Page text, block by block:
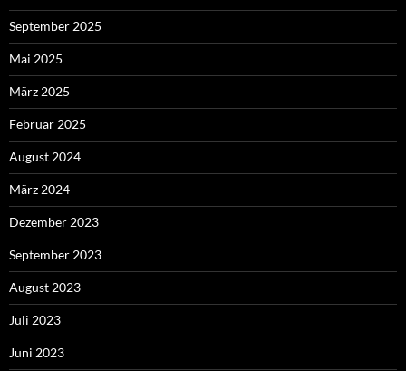
September 2025
Mai 2025
März 2025
Februar 2025
August 2024
März 2024
Dezember 2023
September 2023
August 2023
Juli 2023
Juni 2023